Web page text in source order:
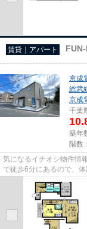
賃貸｜アパート
京成
総武
京成
千葉
築年
階数
気になるイチオシ物件情
で徒歩6分にあるので、
的で、ご好評いただいて